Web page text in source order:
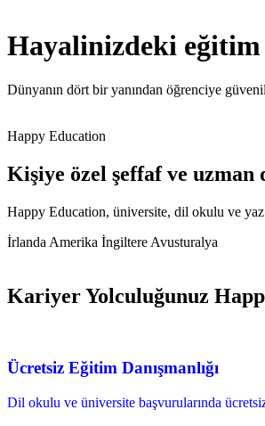
Hayalinizdeki eğitim
Dünyanın dört bir yanından öğrenciye
Happy Education
Kişiye özel şeffaf ve uzman
Happy Education, üniversite, dil okulu ve
İrlanda Amerika İngiltere Avusturalya
Kariyer Yolculuğunuz
Ücretsiz Eğitim Danışmanlığı
Dil okulu ve üniversite başvurularında